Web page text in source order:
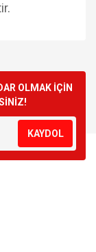
OLMAK İÇİN
KAYDOL